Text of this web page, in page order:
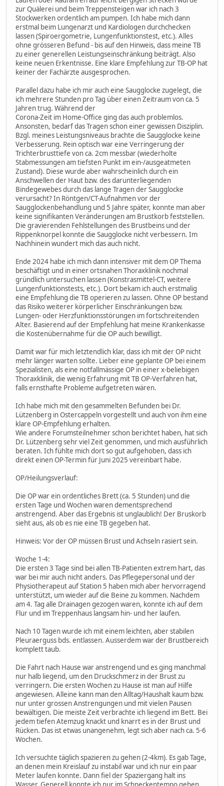
zur Quälerei und beim Treppensteigen war ich nach 3
Stockwerken ordentlich am pumpen. Ich habe mich dann
erstmal beim Lungenarzt und Kardiologen durchchecken
lassen (Spiroergometrie, Lungenfunktionstest, etc.). Alles
ohne grösseren Befund - bis auf den Hinweis, dass meine TB
zu einer generellen Leistungseinschränkung beiträgt. Also
keine neuen Erkentnisse. Eine klare Empfehlung zur TB-OP hat
keiner der Fachärzte ausgesprochen.
Parallel dazu habe ich mir auch eine Saugglocke zugelegt, die
ich mehrere Stunden pro Tag über einen Zeitraum von ca. 5
Jahren trug. Während der
Corona-Zeit im Home-Office ging das auch problemlos.
Ansonsten, bedarf das Tragen schon einer gewissen Disziplin.
Bzgl. meines Leistungsniveaus brachte die Saugglocke keine
Verbesserung. Rein optisch war eine Verringerung der
Trichterbrusttiefe von ca. 2cm messbar (wiederholte
Stabmessungen am tiefsten Punkt im ein-/ausgeatmeten
Zustand). Diese wurde aber wahrscheinlich durch ein
Anschwellen der Haut bzw. des darunterliegenden
Bindegewebes durch das lange Tragen der Saugglocke
verursacht? In Röntgen/CT-Aufnahmen vor der
Saugglockenbehandlung und 5 Jahre später, konnte man aber
keine signifikanten Veränderungen am Brustkorb feststellen.
Die gravierenden Fehlstellungen des Brustbeins und der
Rippenknorpel konnte die Saugglocke nicht verbessern. Im
Nachhinein wundert mich das auch nicht.
Ende 2024 habe ich mich dann intensiver mit dem OP Thema
beschäftigt und in einer ortsnahen Thoraxklinik nochmal
gründlich untersuchen lassen (Konstrasmittel-CT, weitere
Lungenfunktionstests, etc.). Dort bekam ich auch erstmalig
eine Empfehlung die TB operieren zu lassen. Ohne OP bestand
das Risiko weiterer körperlicher Einschränkungen bzw.
Lungen- oder Herzfunktionsstörungen im fortschreitenden
Alter. Basierend auf der Empfehlung hat meine Krankenkasse
die Kostenübernahme für die OP auch bewilligt.
Damit war für mich letztendlich klar, dass ich mit der OP nicht
mehr länger warten sollte. Lieber eine geplante OP bei einem
Spezialisten, als eine notfallmässige OP in einer x-beliebigen
Thoraxklinik, die wenig Erfahrung mit TB OP-Verfahren hat,
falls ernsthafte Probleme aufgetreten wären.
Ich habe mich mit den gesammelten Befunden bei Dr.
Lützenberg in Ostercappeln vorgestellt und auch von ihm eine
klare OP-Empfehlung erhalten.
Wie andere Forumsteilnehmer schon berichtet haben, hat sich
Dr. Lützenberg sehr viel Zeit genommen, und mich ausführlich
beraten. Ich fühlte mich dort so gut aufgehoben, dass ich
direkt einen OP-Termin für Juni 2025 vereinbart habe.
OP/Heilungsverlauf:
Die OP war ein ordentliches Brett (ca. 5 Stunden) und die
ersten Tage und Wochen waren dementsprechend
anstrengend. Aber das Ergebnis ist unglaublich! Der Bruskorb
sieht aus, als ob es nie eine TB gegeben hat.
Hinweis: Vor der OP müssen Brust und Achseln rasiert sein.
Woche 1-4:
Die ersten 3 Tage sind bei allen TB-Patienten extrem hart, das
war bei mir auch nicht anders. Das Pflegepersonal und der
Physiotherapeut auf Station 5 haben mich aber hervorragend
unterstützt, um wieder auf die Beine zu kommen. Nachdem
am 4. Tag alle Drainagen gezogen waren, konnte ich auf dem
Flur und im Treppenhaus langsam hin- und her laufen.
Nach 10 Tagen wurde ich mit einem leichten, aber stabilen
Pleuraerguss bds. entlassen. Ausserdem war der Brustbereich
komplett taub.
Die Fahrt nach Hause war anstrengend und es ging manchmal
nur halb liegend, um den Druckschmerz in der Brust zu
verringern. Die ersten Wochen zu Hause ist man auf Hilfe
angewiesen. Alleine kann man den Alltag/Haushalt kaum bzw.
nur unter grossen Anstrengungen und mit vielen Pausen
bewältigen. Die meiste Zeit verbrachte ich liegend im Bett. Bei
jedem tiefen Atemzug knackt und knarrt es in der Brust und
Rücken. Das ist etwas unangenehm, legt sich aber nach ca. 5-6
Wochen.
Ich versuchte täglich spazieren zu gehen (2-4km). Es gab Tage,
an denen mein Kreislauf zu instabil war und ich nur ein paar
Meter laufen konnte. Dann fiel der Spaziergang halt ins